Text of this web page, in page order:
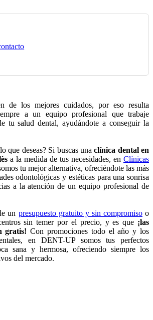
de los mejores cuidados, por eso resulta
a un equipo profesional que trabaje
tu salud dental, ayudándote a conseguir la
que deseas? Si buscas unaclínica dental en
a la medida de tus necesidades, en Clínicas
tu mejor alternativa, ofreciéndote las más
odontológicas y estéticas para una sonrisa
a la atención de un equipo profesional de
un presupuesto gratuito y sin compromisoo
sin temer por el precio, y es que ¡las
gratis! Con promociones todo el año y los
en DENT-UP somos tus perfectos
sana y hermosa, ofreciendo siempre los
del mercado.